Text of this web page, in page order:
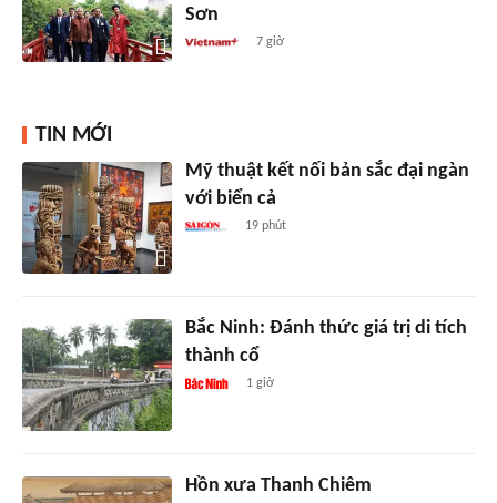
Sơn
7 giờ
TIN MỚI
Mỹ thuật kết nối bản sắc đại ngàn
với biển cả
19 phút
Bắc Ninh: Đánh thức giá trị di tích
thành cổ
1 giờ
Hồn xưa Thanh Chiêm